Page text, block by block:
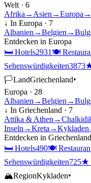
Welt · 6
Afrika → Asien →Europa →
↓ In Europa · 7
Albanien →Belgien →
Entdecken in Europa
🛏 Hotels2931 🍽
Sehenswürdigkeiten3873
🏳LandGriechenland▾
Europa · 28
Albanien →Belgien →
↓ In Griechenland · 7
Attika & Athen →
Inseln →Kreta →Kykladen
Entdecken in Griechenland
🛏 Hotels490🍽
Sehenswürdigkeiten725★
🏔RegionKykladen▾